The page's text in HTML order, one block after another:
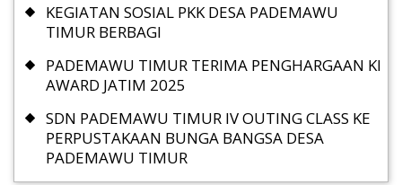
KEGIATAN SOSIAL PKK DESA PADEMAWU
TIMUR BERBAGI
PADEMAWU TIMUR TERIMA PENGHARGAAN KI
AWARD JATIM 2025
SDN PADEMAWU TIMUR IV OUTING CLASS KE
PERPUSTAKAAN BUNGA BANGSA DESA
PADEMAWU TIMUR